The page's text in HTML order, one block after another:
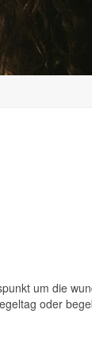
um die
oder